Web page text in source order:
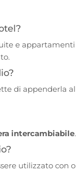
e
di appenderla
intercambiabile.
utilizzato con